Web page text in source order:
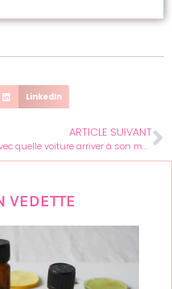
LinkedIn
ARTICLE SUIVANT
Avec quelle voiture arriver à son mariage?
VEDETTE